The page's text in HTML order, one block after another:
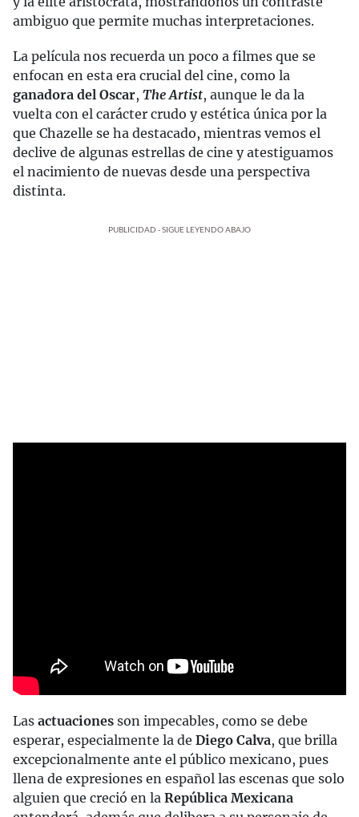
ambiguo que permite muchas interpretaciones.
La película nos recuerda un poco a filmes que se
enfocan en esta era crucial del cine, como la
ganadora del Oscar, The Artist, aunque le da la
vuelta con el carácter crudo y estética única por la
que Chazelle se ha destacado, mientras vemos el
declive de algunas estrellas de cine y atestiguamos
el nacimiento de nuevas desde una perspectiva
distinta.
PUBLICIDAD - SIGUE LEYENDO ABAJO
Las actuaciones son impecables, como se debe
esperar, especialmente la de Diego Calva, que brilla
excepcionalmente ante el público mexicano, pues
llena de expresiones en español las escenas que solo
alguien que creció en la República Mexicana